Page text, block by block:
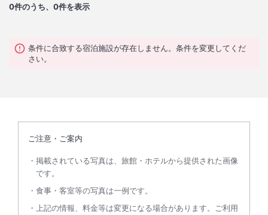
0件のうち、0件を表示
条件に合致する宿泊施設が存在しません。条件を変更してくだ
さい。
ご注意・ご案内
掲載されている写真は、旅館・ホテルから提供された画像
です。
食事・客室等の写真は一例です。
上記の情報、料金等は変更になる場合があります。ご利用